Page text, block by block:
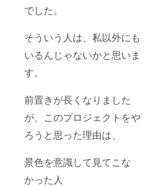
でした。
そういう人は、私以外にも
いるんじゃないかと思いま
す。
前置きが長くなりました
が、このプロジェクトをや
ろうと思った理由は、
景色を意識して見てこな
かった人